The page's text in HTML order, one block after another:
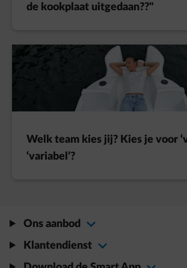
de kookplaat uitgedaan??"
Welk team kies jij? Kies je voor
‘variabel’?
Ons aanbod
Klantendienst